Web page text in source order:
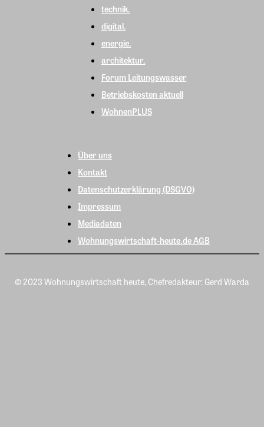
technik.
digital.
energie.
architektur.
Forum Leitungswasser
Betriebskosten aktuell
WohnenPLUS
Über uns
Kontakt
Datenschutzerklärung (DSGVO)
Impressum
Mediadaten
Wohnungswirtschaft-heute.de AGB
© 2023 Wohnungswirtschaft heute, Chefredakteur: Gerd Warda